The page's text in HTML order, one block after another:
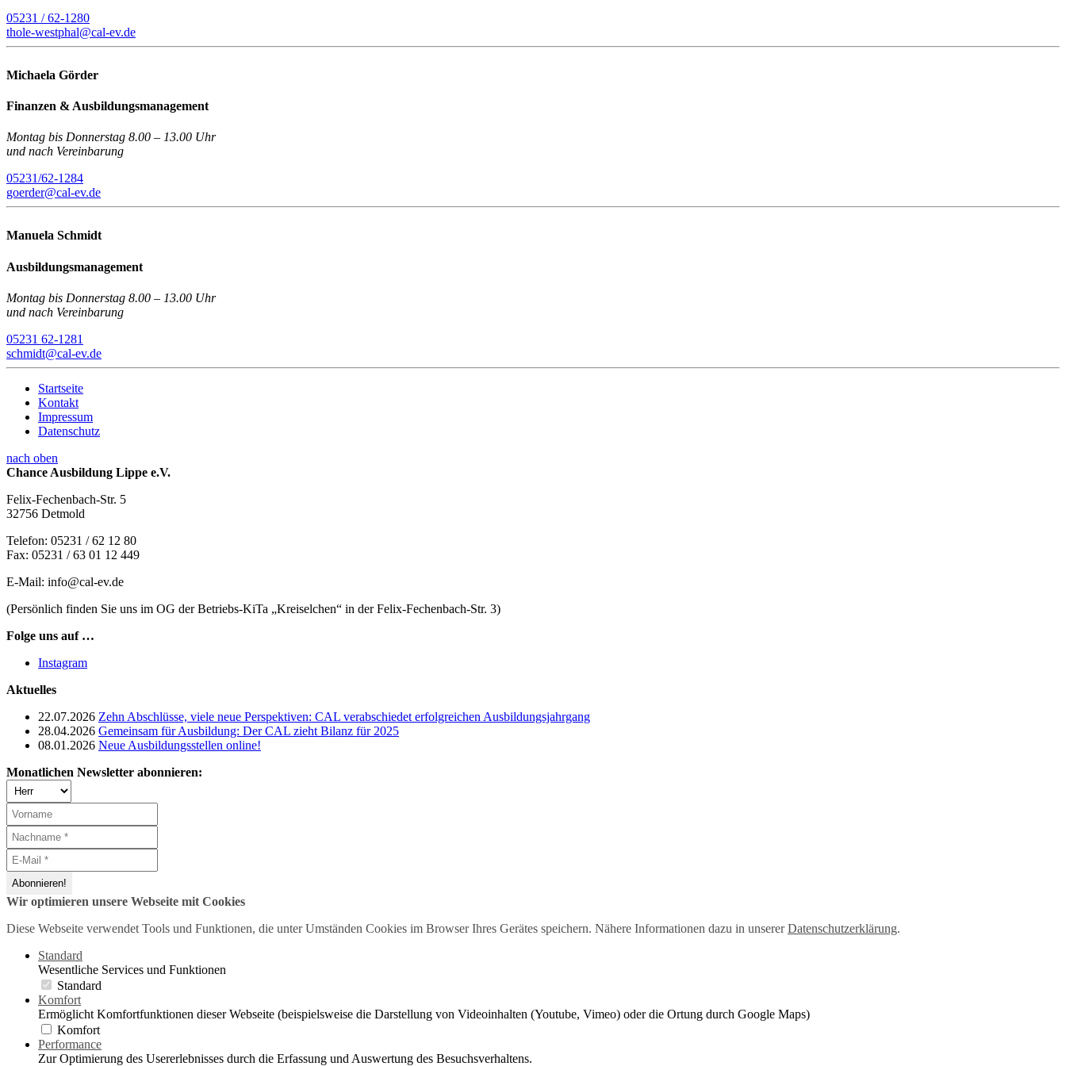
05231 / 62-1280
thole-westphal@cal-ev.de
Michaela Görder
Finanzen & Ausbildungsmanagement
Montag bis Donnerstag 8.00 – 13.00 Uhr
und nach Vereinbarung
05231/62-1284
goerder@cal-ev.de
Manuela Schmidt
Ausbildungsmanagement
Montag bis Donnerstag 8.00 – 13.00 Uhr
und nach Vereinbarung
05231 62-1281
schmidt@cal-ev.de
Startseite
Kontakt
Impressum
Datenschutz
nach oben
Chance Ausbildung Lippe e.V.
Felix-Fechenbach-Str. 5
32756 Detmold
Telefon: 05231 / 62 12 80
Fax: 05231 / 63 01 12 449
E-Mail: info@cal-ev.de
(Persönlich finden Sie uns im OG der Betriebs-KiTa „Kreiselchen“ in der Felix-Fechenbach-Str. 3)
Folge uns auf …
Instagram
Aktuelles
22.07.2026 Zehn Abschlüsse, viele neue Perspektiven: CAL verabschiedet erfolgreichen Ausbildungsjahrgang
28.04.2026 Gemeinsam für Ausbildung: Der CAL zieht Bilanz für 2025
08.01.2026 Neue Ausbildungsstellen online!
Monatlichen Newsletter abonnieren:
Wir optimieren unsere Webseite mit Cookies
Diese Webseite verwendet Tools und Funktionen, die unter Umständen Cookies im Browser Ihres Gerätes speichern. Nähere Informationen dazu in unsererDatenschutzerklärung.
Standard
Wesentliche Services und Funktionen
Standard
Komfort
Ermöglicht Komfortfunktionen dieser Webseite (beispielsweise die Darstellung von Videoinhalten (Youtube, Vimeo) oder die Ortung durch Google Maps)
Komfort
Performance
Zur Optimierung des Usererlebnisses durch die Erfassung und Auswertung des Besuchsverhaltens.